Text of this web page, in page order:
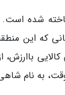
شده است.
که این
باارزش،
به نام